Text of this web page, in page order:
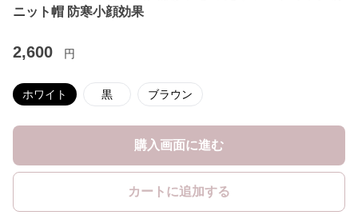
ニット帽 防寒小顔効果
2,600 円
ホワイト 黒 ブラウン
購入画面に進む
カートに追加する